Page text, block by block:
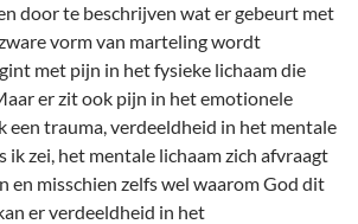
door te beschrijven wat er gebeurt met
vorm van marteling wordt
met pijn in het fysieke lichaam die
er zit ook pijn in het emotionele
een trauma, verdeeldheid in het mentale
ik zei, het mentale lichaam zich afvraagt
en misschien zelfs wel waarom God dit
er verdeeldheid in het